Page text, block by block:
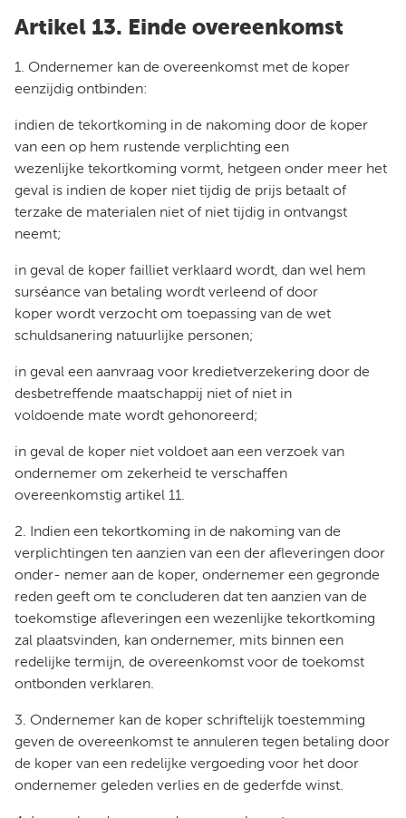
Artikel 13. Einde overeenkomst
1. Ondernemer kan de overeenkomst met de koper
eenzijdig ontbinden:
indien de tekortkoming in de nakoming door de koper
van een op hem rustende verplichting een
wezenlijke tekortkoming vormt, hetgeen onder meer het
geval is indien de koper niet tijdig de prijs betaalt of
terzake de materialen niet of niet tijdig in ontvangst
neemt;
in geval de koper failliet verklaard wordt, dan wel hem
surséance van betaling wordt verleend of door
koper wordt verzocht om toepassing van de wet
schuldsanering natuurlijke personen;
in geval een aanvraag voor kredietverzekering door de
desbetreffende maatschappij niet of niet in
voldoende mate wordt gehonoreerd;
in geval de koper niet voldoet aan een verzoek van
ondernemer om zekerheid te verschaffen
overeenkomstig artikel 11.
2. Indien een tekortkoming in de nakoming van de
verplichtingen ten aanzien van een der afleveringen door
onder- nemer aan de koper, ondernemer een gegronde
reden geeft om te concluderen dat ten aanzien van de
toekomstige afleveringen een wezenlijke tekortkoming
zal plaatsvinden, kan ondernemer, mits binnen een
redelijke termijn, de overeenkomst voor de toekomst
ontbonden verklaren.
3. Ondernemer kan de koper schriftelijk toestemming
geven de overeenkomst te annuleren tegen betaling door
de koper van een redelijke vergoeding voor het door
ondernemer geleden verlies en de gederfde winst.